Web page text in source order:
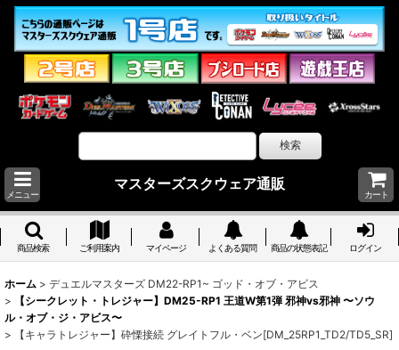
メニュー
マスターズスクウェア通販
カート
商品検索 ご利用案内 マイページ よくある質問 商品の状態表記 ログイン
ホーム > デュエルマスターズ DM22-RP1~ ゴッド・オブ・アビス
>
【シークレット・トレジャー】DM25-RP1 王道W第1弾 邪神vs邪神 〜ソウ
ル・オブ・ジ・アビス〜
>
【キャラトレジャー】砕慄接続 グレイトフル・ベン[DM_25RP1_TD2/TD5_SR]